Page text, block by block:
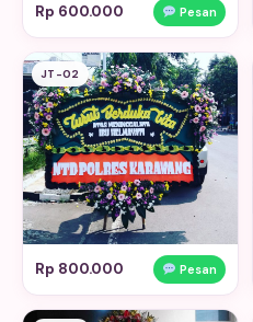
Rp 600.000 Pesan
JT-02
Rp 800.000 Pesan